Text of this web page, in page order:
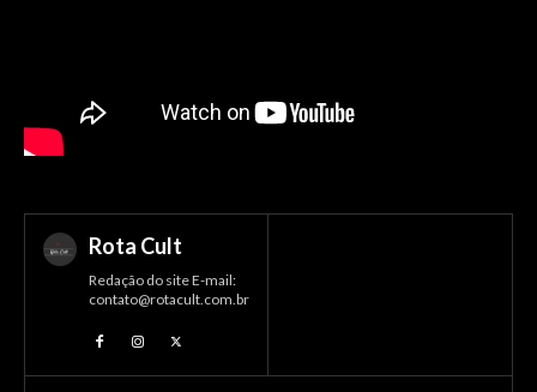
Rota Cult
Redação do site E-mail:
contato@rotacult.com.br